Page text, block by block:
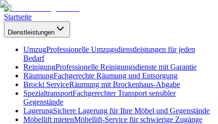
Startseite
Dienstleistungen
UmzugProfessionelle Umzugsdienstleistungen für jeden
Bedarf
ReinigungProfessionelle Reinigungsdienste mit Garantie
RäumungFachgerechte Räumung und Entsorgung
Brocki ServiceRäumung mit Brockenhaus-Abgabe
SpezialtransportFachgerechter Transport sensibler
Gegenstände
LagerungSichere Lagerung für Ihre Möbel und Gegenstände
Möbellift mietenMöbellift-Service für schwierige Zugänge